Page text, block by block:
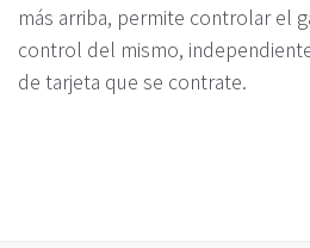
más arriba, permite controlar el
control del mismo,
de tarjeta que se contrate.